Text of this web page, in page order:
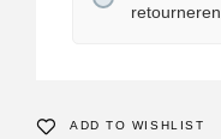
retourneren
ADD TO WISHLIST